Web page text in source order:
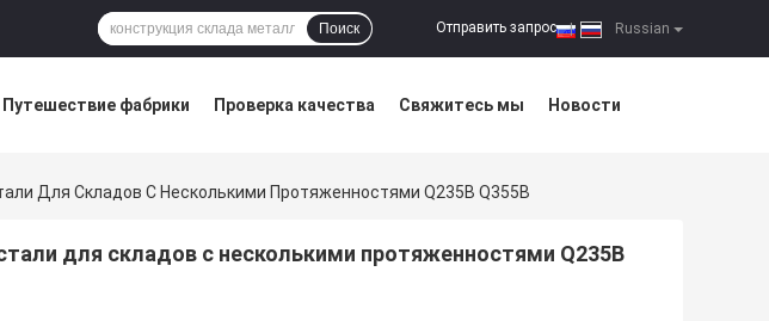
Russian
Отправить запрос |
Поиск
Путешествие фабрики Проверка качества Свяжитесь мы Новости
Для Складов С Несколькими Протяженностями Q235B Q355B
для складов с несколькими протяженностями Q235B